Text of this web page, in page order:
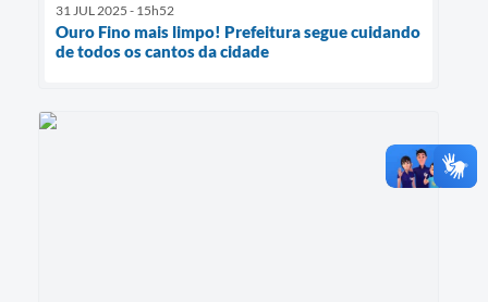
31 JUL 2025 - 15h52
Ouro Fino mais limpo! Prefeitura segue cuidando
de todos os cantos da cidade